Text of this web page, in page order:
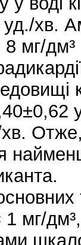
хв.
мг/дм³
1 мг/